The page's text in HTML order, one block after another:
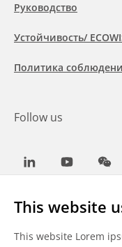
This website
This website Lorem
Руководство
Устойчивость/
Политика
Follow us
LinkedInYoutube
Общие условия